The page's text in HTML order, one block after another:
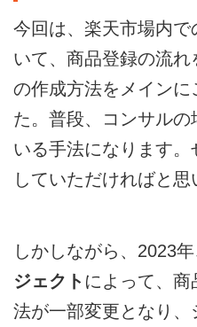
今回は、楽天市場内
いて、商品登録の流
の作成方法をメインに
た。普段、コンサル
いる手法になります
していただければと思
しかしながら、2023
ジェクト によって、
法が一部変更となり